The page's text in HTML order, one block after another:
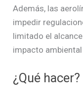
Además, las
impedir
limitado el
impacto
¿Qué hacer?